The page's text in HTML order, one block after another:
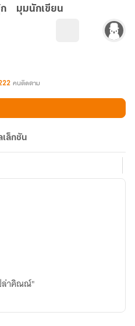
มุมนักเขียน
คนติดตาม
เล็กชัน
ล่าคิณณ์"